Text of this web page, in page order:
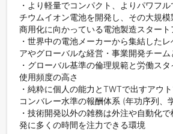
・より軽量でコンパクト、よりパワフ
チウムイオン電池を開発し、その大規
商用化に向かっている電池製造スタート
・世界中の電池メーカーから集結した
アやグローバルな経営・事業開発チー
・グローバル基準の倫理規範と労働ス
使用頻度の高さ
・純粋に個人の能力とTWTで出すアウ
コンバレー水準の報酬体系 (年功序列、
・技術開発以外の雑務は外注や自動化
発に多くの時間を注力できる環境